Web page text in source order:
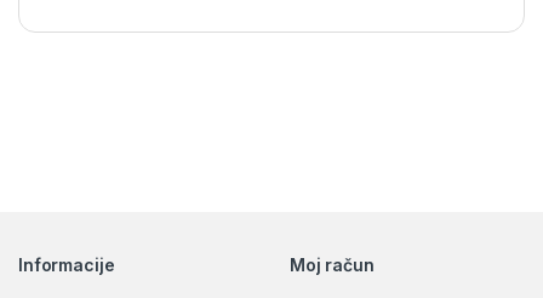
Informacije
Moj račun